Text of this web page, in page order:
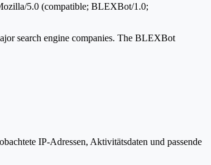
5.0 (compatible; BLEXBot/1.0;
search engine companies. The BLEXBot
IP-Adressen, Aktivitätsdaten und passende